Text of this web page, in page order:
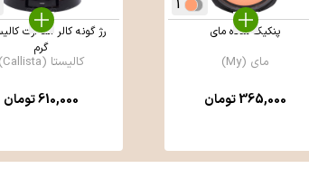
1
پنكيک ساده مای
مای (My)
365,000تومان
گرم
کالیستا (Callista)
610,000تومان